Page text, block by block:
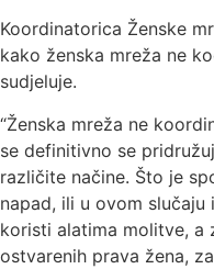
Koordinatorica Ženske
kako ženska mreža ne
sudjeluje.
“Ženska mreža ne
se definitivno se
različite načine. Što je
napad, ili u ovom
koristi alatima molitve,
ostvarenih prava žena,